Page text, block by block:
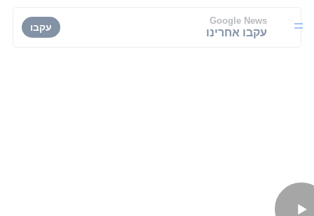
Google News
עקבו אחרינו עקבו